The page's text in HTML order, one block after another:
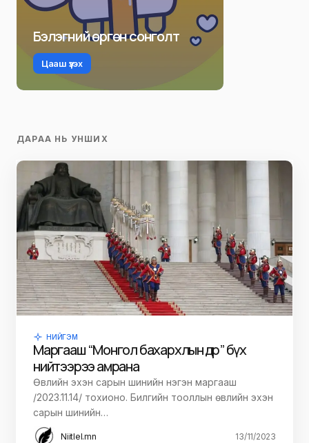
Бэлэгний өргөн сонголт
Цааш үзэх
ДАРАА НЬ УНШИХ
НИЙГЭМ
Маргааш “Монгол бахархлын өдөр” бүх
нийтээрээ амрана
Өвлийн эхэн сарын шинийн нэгэн маргааш
/2023.11.14/ тохионо. Билгийн тооллын өвлийн эхэн
сарын шинийн…
Niitlel.mn 13/11/2023